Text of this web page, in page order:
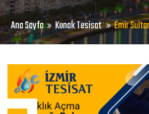
Ana Sayfa Konak Tesisat Emir